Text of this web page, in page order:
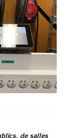
de salles